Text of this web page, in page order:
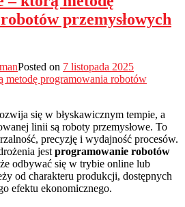
przemysłowych
Posted on 7 listopada 2025
się w błyskawicznym tempie, a
linii są roboty przemysłowe. To
precyzję i wydajność procesów.
jest programowanie robotów
odbywać się w trybie online lub
od charakteru produkcji, dostępnych
efektu ekonomicznego.